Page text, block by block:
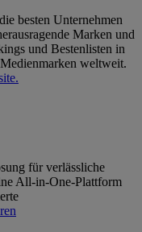
besten Unternehmen
Marken und
und Bestenlisten in
weltweit.
für verlässliche
All-in-One-Plattform